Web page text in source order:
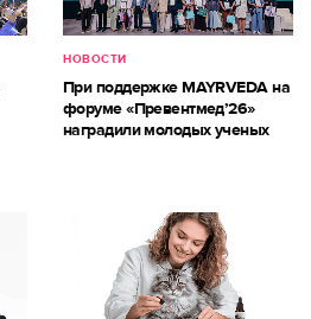
НОВОСТИ
При поддержке MAYRVEDA на
форуме «Превентмед’26»
наградили молодых ученых